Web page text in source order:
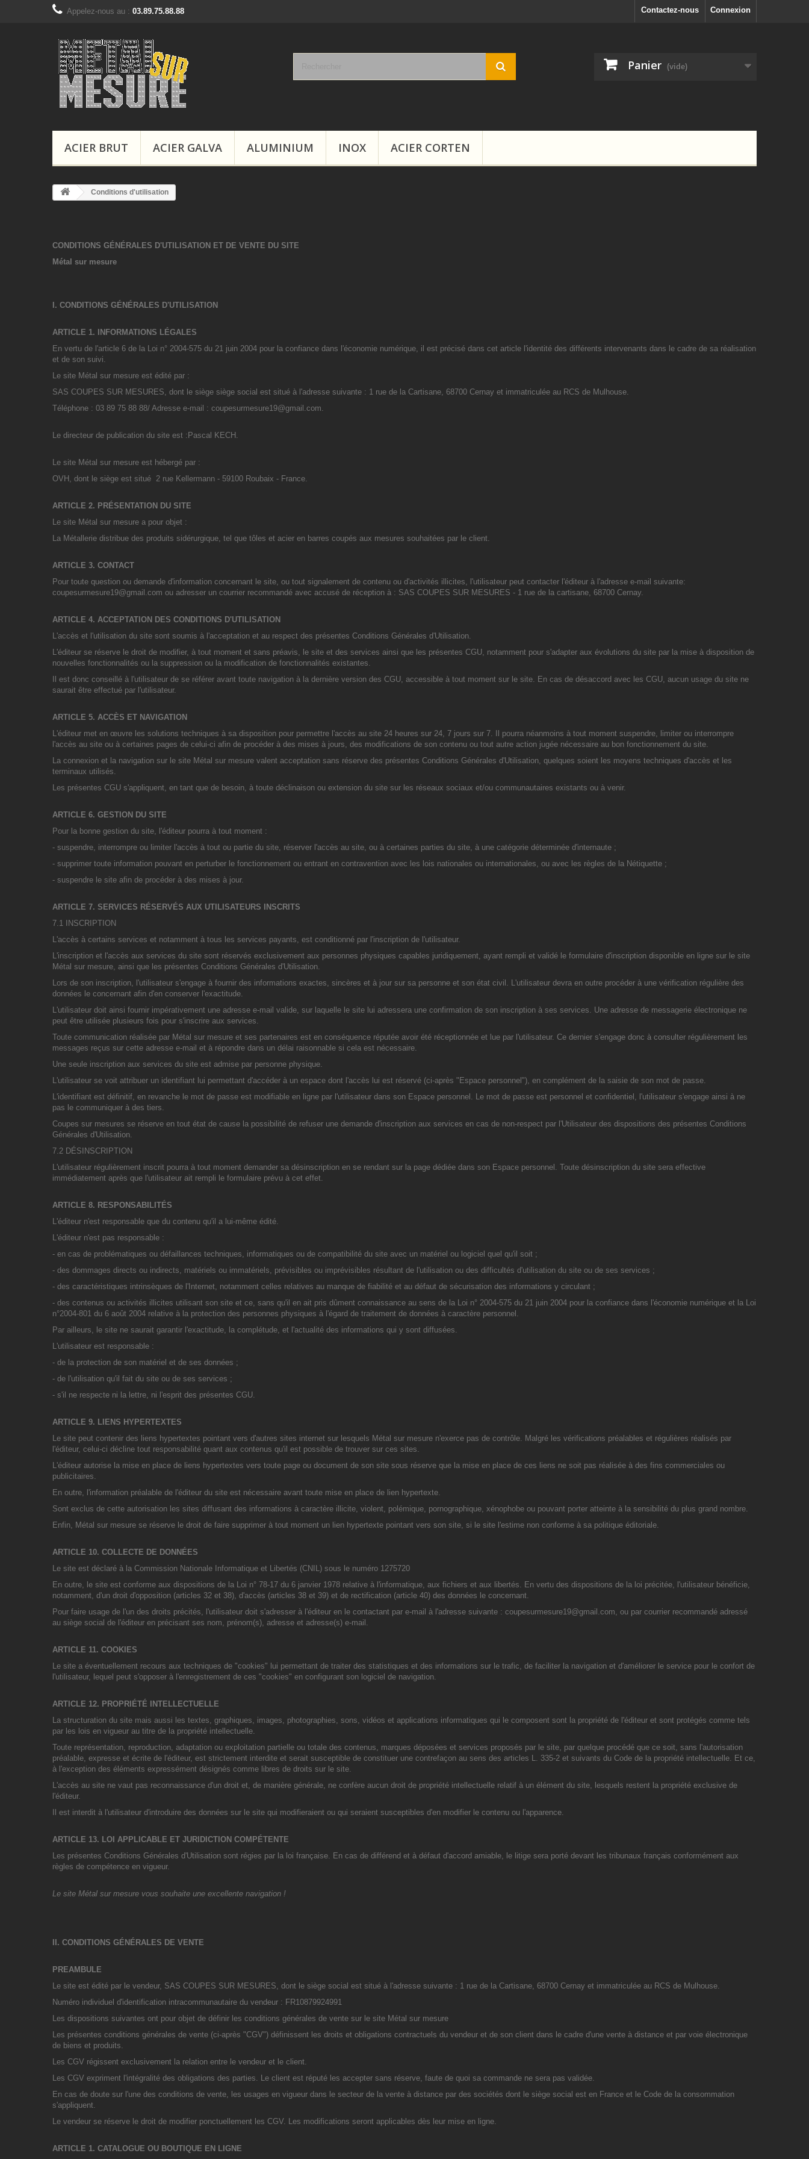
Connexion
Contactez-nous
Appelez-nous au : 03.89.75.88.88
Panier (vide)
ACIER BRUT ACIER GALVA ALUMINIUM INOX ACIER CORTEN
Conditions d'utilisation
CONDITIONS GÉNÉRALES D'UTILISATION ET DE VENTE DU SITE
Métal sur mesure
I. CONDITIONS GÉNÉRALES D'UTILISATION
ARTICLE 1. INFORMATIONS LÉGALES
En vertu de l'article 6 de la Loi n° 2004-575 du 21 juin 2004 pour la confiance dans l'économie numérique, il est précisé dans cet article l'identité des différents intervenants dans le cadre de sa réalisation
et de son suivi.
Le site Métal sur mesure est édité par :
SAS COUPES SUR MESURES, dont le siège siège social est situé à l'adresse suivante : 1 rue de la Cartisane, 68700 Cernay et immatriculée au RCS de Mulhouse.
Téléphone : 03 89 75 88 88/ Adresse e-mail : coupesurmesure19@gmail.com.
Le directeur de publication du site est :Pascal KECH.
Le site Métal sur mesure est hébergé par :
OVH, dont le siège est situé 2 rue Kellermann - 59100 Roubaix - France.
ARTICLE 2. PRÉSENTATION DU SITE
Le site Métal sur mesure a pour objet :
La Métallerie distribue des produits sidérurgique, tel que tôles et acier en barres coupés aux mesures souhaitées par le client.
ARTICLE 3. CONTACT
Pour toute question ou demande d'information concernant le site, ou tout signalement de contenu ou d'activités illicites, l'utilisateur peut contacter l'éditeur à l'adresse e-mail suivante:
coupesurmesure19@gmail.com ou adresser un courrier recommandé avec accusé de réception à : SAS COUPES SUR MESURES - 1 rue de la cartisane, 68700 Cernay.
ARTICLE 4. ACCEPTATION DES CONDITIONS D'UTILISATION
L'accès et l'utilisation du site sont soumis à l'acceptation et au respect des présentes Conditions Générales d'Utilisation.
L'éditeur se réserve le droit de modifier, à tout moment et sans préavis, le site et des services ainsi que les présentes CGU, notamment pour s'adapter aux évolutions du site par la mise à disposition de
nouvelles fonctionnalités ou la suppression ou la modification de fonctionnalités existantes.
Il est donc conseillé à l'utilisateur de se référer avant toute navigation à la dernière version des CGU, accessible à tout moment sur le site. En cas de désaccord avec les CGU, aucun usage du site ne
saurait être effectué par l'utilisateur.
ARTICLE 5. ACCÈS ET NAVIGATION
L'éditeur met en œuvre les solutions techniques à sa disposition pour permettre l'accès au site 24 heures sur 24, 7 jours sur 7. Il pourra néanmoins à tout moment suspendre, limiter ou interrompre
l'accès au site ou à certaines pages de celui-ci afin de procéder à des mises à jours, des modifications de son contenu ou tout autre action jugée nécessaire au bon fonctionnement du site.
La connexion et la navigation sur le site Métal sur mesure valent acceptation sans réserve des présentes Conditions Générales d'Utilisation, quelques soient les moyens techniques d'accès et les
terminaux utilisés.
Les présentes CGU s'appliquent, en tant que de besoin, à toute déclinaison ou extension du site sur les réseaux sociaux et/ou communautaires existants ou à venir.
ARTICLE 6. GESTION DU SITE
Pour la bonne gestion du site, l'éditeur pourra à tout moment :
- suspendre, interrompre ou limiter l'accès à tout ou partie du site, réserver l'accès au site, ou à certaines parties du site, à une catégorie déterminée d'internaute ;
- supprimer toute information pouvant en perturber le fonctionnement ou entrant en contravention avec les lois nationales ou internationales, ou avec les règles de la Nétiquette ;
- suspendre le site afin de procéder à des mises à jour.
ARTICLE 7. SERVICES RÉSERVÉS AUX UTILISATEURS INSCRITS
7.1 INSCRIPTION
L'accès à certains services et notamment à tous les services payants, est conditionné par l'inscription de l'utilisateur.
L'inscription et l'accès aux services du site sont réservés exclusivement aux personnes physiques capables juridiquement, ayant rempli et validé le formulaire d'inscription disponible en ligne sur le site
Métal sur mesure, ainsi que les présentes Conditions Générales d'Utilisation.
Lors de son inscription, l'utilisateur s'engage à fournir des informations exactes, sincères et à jour sur sa personne et son état civil. L'utilisateur devra en outre procéder à une vérification régulière des
données le concernant afin d'en conserver l'exactitude.
L'utilisateur doit ainsi fournir impérativement une adresse e-mail valide, sur laquelle le site lui adressera une confirmation de son inscription à ses services. Une adresse de messagerie électronique ne
peut être utilisée plusieurs fois pour s'inscrire aux services.
Toute communication réalisée par Métal sur mesure et ses partenaires est en conséquence réputée avoir été réceptionnée et lue par l'utilisateur. Ce dernier s'engage donc à consulter régulièrement les
messages reçus sur cette adresse e-mail et à répondre dans un délai raisonnable si cela est nécessaire.
Une seule inscription aux services du site est admise par personne physique.
L'utilisateur se voit attribuer un identifiant lui permettant d'accéder à un espace dont l'accès lui est réservé (ci-après "Espace personnel"), en complément de la saisie de son mot de passe.
L'identifiant est définitif, en revanche le mot de passe est modifiable en ligne par l'utilisateur dans son Espace personnel. Le mot de passe est personnel et confidentiel, l'utilisateur s'engage ainsi à ne
pas le communiquer à des tiers.
Coupes sur mesures se réserve en tout état de cause la possibilité de refuser une demande d'inscription aux services en cas de non-respect par l'Utilisateur des dispositions des présentes Conditions
Générales d'Utilisation.
7.2 DÉSINSCRIPTION
L'utilisateur régulièrement inscrit pourra à tout moment demander sa désinscription en se rendant sur la page dédiée dans son Espace personnel. Toute désinscription du site sera effective
immédiatement après que l'utilisateur ait rempli le formulaire prévu à cet effet.
ARTICLE 8. RESPONSABILITÉS
L'éditeur n'est responsable que du contenu qu'il a lui-même édité.
L'éditeur n'est pas responsable :
- en cas de problématiques ou défaillances techniques, informatiques ou de compatibilité du site avec un matériel ou logiciel quel qu'il soit ;
- des dommages directs ou indirects, matériels ou immatériels, prévisibles ou imprévisibles résultant de l'utilisation ou des difficultés d'utilisation du site ou de ses services ;
- des caractéristiques intrinsèques de l'Internet, notamment celles relatives au manque de fiabilité et au défaut de sécurisation des informations y circulant ;
- des contenus ou activités illicites utilisant son site et ce, sans qu'il en ait pris dûment connaissance au sens de la Loi n° 2004-575 du 21 juin 2004 pour la confiance dans l'économie numérique et la Loi
n°2004-801 du 6 août 2004 relative à la protection des personnes physiques à l'égard de traitement de données à caractère personnel.
Par ailleurs, le site ne saurait garantir l'exactitude, la complétude, et l'actualité des informations qui y sont diffusées.
L'utilisateur est responsable :
- de la protection de son matériel et de ses données ;
- de l'utilisation qu'il fait du site ou de ses services ;
- s'il ne respecte ni la lettre, ni l'esprit des présentes CGU.
ARTICLE 9. LIENS HYPERTEXTES
Le site peut contenir des liens hypertextes pointant vers d'autres sites internet sur lesquels Métal sur mesure n'exerce pas de contrôle. Malgré les vérifications préalables et régulières réalisés par
l'éditeur, celui-ci décline tout responsabilité quant aux contenus qu'il est possible de trouver sur ces sites.
L'éditeur autorise la mise en place de liens hypertextes vers toute page ou document de son site sous réserve que la mise en place de ces liens ne soit pas réalisée à des fins commerciales ou
publicitaires.
En outre, l'information préalable de l'éditeur du site est nécessaire avant toute mise en place de lien hypertexte.
Sont exclus de cette autorisation les sites diffusant des informations à caractère illicite, violent, polémique, pornographique, xénophobe ou pouvant porter atteinte à la sensibilité du plus grand nombre.
Enfin, Métal sur mesure se réserve le droit de faire supprimer à tout moment un lien hypertexte pointant vers son site, si le site l'estime non conforme à sa politique éditoriale.
ARTICLE 10. COLLECTE DE DONNÉES
Le site est déclaré à la Commission Nationale Informatique et Libertés (CNIL) sous le numéro 1275720
En outre, le site est conforme aux dispositions de la Loi n° 78-17 du 6 janvier 1978 relative à l'informatique, aux fichiers et aux libertés. En vertu des dispositions de la loi précitée, l'utilisateur bénéficie,
notamment, d'un droit d'opposition (articles 32 et 38), d'accès (articles 38 et 39) et de rectification (article 40) des données le concernant.
Pour faire usage de l'un des droits précités, l'utilisateur doit s'adresser à l'éditeur en le contactant par e-mail à l'adresse suivante : coupesurmesure19@gmail.com, ou par courrier recommandé adressé
au siège social de l'éditeur en précisant ses nom, prénom(s), adresse et adresse(s) e-mail.
ARTICLE 11. COOKIES
Le site a éventuellement recours aux techniques de "cookies" lui permettant de traiter des statistiques et des informations sur le trafic, de faciliter la navigation et d'améliorer le service pour le confort de
l'utilisateur, lequel peut s'opposer à l'enregistrement de ces "cookies" en configurant son logiciel de navigation.
ARTICLE 12. PROPRIÉTÉ INTELLECTUELLE
La structuration du site mais aussi les textes, graphiques, images, photographies, sons, vidéos et applications informatiques qui le composent sont la propriété de l'éditeur et sont protégés comme tels
par les lois en vigueur au titre de la propriété intellectuelle.
Toute représentation, reproduction, adaptation ou exploitation partielle ou totale des contenus, marques déposées et services proposés par le site, par quelque procédé que ce soit, sans l'autorisation
préalable, expresse et écrite de l'éditeur, est strictement interdite et serait susceptible de constituer une contrefaçon au sens des articles L. 335-2 et suivants du Code de la propriété intellectuelle. Et ce,
à l'exception des éléments expressément désignés comme libres de droits sur le site.
L'accès au site ne vaut pas reconnaissance d'un droit et, de manière générale, ne confère aucun droit de propriété intellectuelle relatif à un élément du site, lesquels restent la propriété exclusive de
l'éditeur.
Il est interdit à l'utilisateur d'introduire des données sur le site qui modifieraient ou qui seraient susceptibles d'en modifier le contenu ou l'apparence.
ARTICLE 13. LOI APPLICABLE ET JURIDICTION COMPÉTENTE
Les présentes Conditions Générales d'Utilisation sont régies par la loi française. En cas de différend et à défaut d'accord amiable, le litige sera porté devant les tribunaux français conformément aux
règles de compétence en vigueur.
Le site Métal sur mesure vous souhaite une excellente navigation !
II. CONDITIONS GÉNÉRALES DE VENTE
PREAMBULE
Le site est édité par le vendeur, SAS COUPES SUR MESURES, dont le siège social est situé à l'adresse suivante : 1 rue de la Cartisane, 68700 Cernay et immatriculée au RCS de Mulhouse.
Numéro individuel d'identification intracommunautaire du vendeur : FR10879924991
Les dispositions suivantes ont pour objet de définir les conditions générales de vente sur le site Métal sur mesure
Les présentes conditions générales de vente (ci-après "CGV") définissent les droits et obligations contractuels du vendeur et de son client dans le cadre d'une vente à distance et par voie électronique
de biens et produits.
Les CGV régissent exclusivement la relation entre le vendeur et le client.
Les CGV expriment l'intégralité des obligations des parties. Le client est réputé les accepter sans réserve, faute de quoi sa commande ne sera pas validée.
En cas de doute sur l'une des conditions de vente, les usages en vigueur dans le secteur de la vente à distance par des sociétés dont le siège social est en France et le Code de la consommation
s'appliquent.
Le vendeur se réserve le droit de modifier ponctuellement les CGV. Les modifications seront applicables dès leur mise en ligne.
ARTICLE 1. CATALOGUE OU BOUTIQUE EN LIGNE